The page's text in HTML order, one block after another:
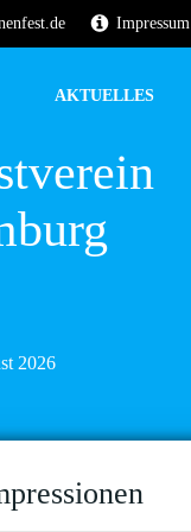
Impressum
AKTUELLES
2026